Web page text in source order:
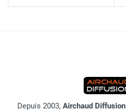
Depuis 2003, Airchaud Diffusion